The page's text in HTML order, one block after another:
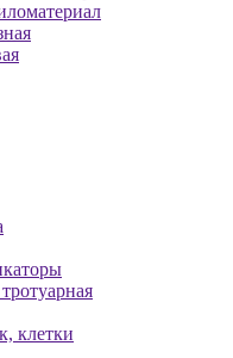
клетки